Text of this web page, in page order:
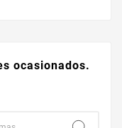
ocasionados.